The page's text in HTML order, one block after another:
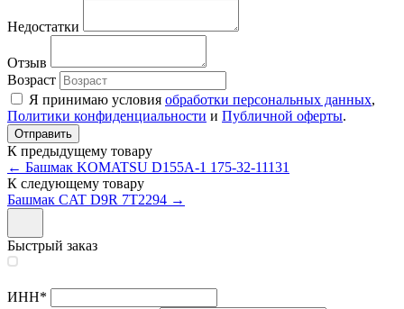
Недостатки
Отзыв
Возраст
Я принимаю условия обработки персональных данных,
Политики конфиденциальности и Публичной оферты.
К предыдущему товару
← Башмак KOMATSU D155A-1 175-32-11131
К следующему товару
Башмак CAT D9R 7T2294 →
Быстрый заказ
ИНН*